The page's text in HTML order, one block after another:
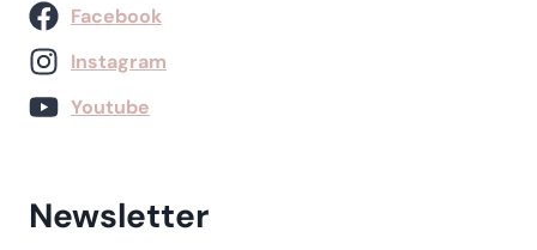
Facebook
Instagram
Youtube
Newsletter